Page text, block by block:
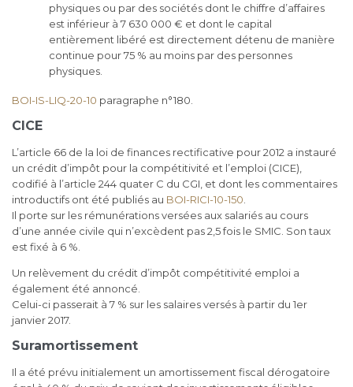
physiques ou par des sociétés dont le chiffre d’affaires
est inférieur à 7 630 000 € et dont le capital
entièrement libéré est directement détenu de manière
continue pour 75 % au moins par des personnes
physiques.
BOI-IS-LIQ-20-10 paragraphe n°180.
CICE
L’article 66 de la loi de finances rectificative pour 2012 a instauré
un crédit d’impôt pour la compétitivité et l’emploi (CICE),
codifié à l’article 244 quater C du CGI, et dont les commentaires
introductifs ont été publiés au BOI-RICI-10-150
Il porte sur les rémunérations versées aux salariés au cours
d’une année civile qui n’excèdent pas 2,5 fois le SMIC. Son taux
est fixé à 6 %.
Un relèvement du crédit d’impôt compétitivité emploi a
également été annoncé.
Celui-ci passerait à 7 % sur les salaires versés à partir du 1er
janvier 2017.
Suramortissement
Il a été prévu initialement un amortissement fiscal dérogatoire